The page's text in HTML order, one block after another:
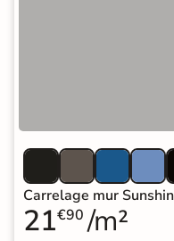
Carrelage mur
21€90 /m²